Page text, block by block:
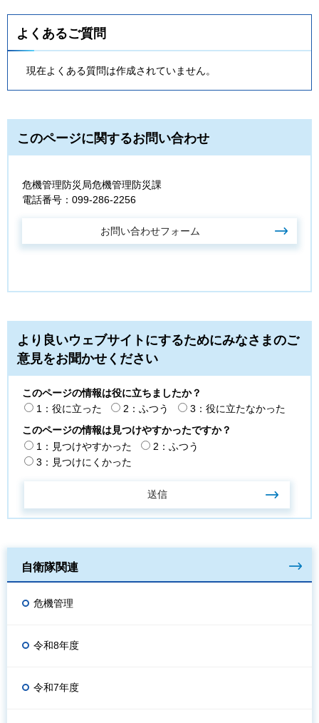
よくあるご質問
現在よくある質問は作成されていません。
このページに関するお問い合わせ
危機管理防災局危機管理防災課
電話番号：099-286-2256
より良いウェブサイトにするためにみなさまのご
意見をお聞かせください
このページの情報は役に立ちましたか？
1：役に立った
2：ふつう
3：役に立たなかった
このページの情報は見つけやすかったですか？
1：見つけやすかった
2：ふつう
3：見つけにくかった
自衛隊関連
危機管理
令和8年度
令和7年度